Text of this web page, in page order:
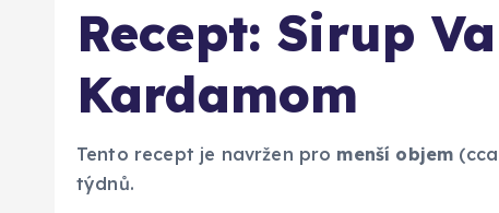
Recept: Sirup
Kardamom
Tento recept je navržen pro menší objem
týdnů.